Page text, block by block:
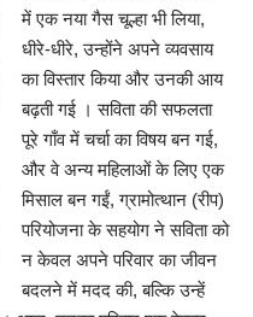
में एक नया गैस चूल्हा भी लिया,
धीरे-धीरे, उन्होंने अपने व्यवसाय
का विस्तार किया और उनकी आय
बढ़ती गई । सविता की सफलता
पूरे गाँव में चर्चा का विषय बन गई,
और वे अन्य महिलाओं के लिए एक
मिसाल बन गईं, ग्रामोत्थान (रीप)
परियोजना के सहयोग ने सविता को
न केवल अपने परिवार का जीवन
बदलने में मदद की, बल्कि उन्हें